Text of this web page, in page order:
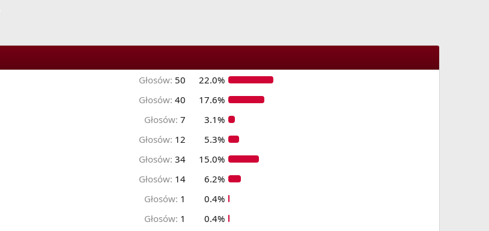
Głosów: 50
22.0%
Głosów: 40
17.6%
Głosów: 7
3.1%
Głosów: 12
5.3%
Głosów: 34
15.0%
Głosów: 14
6.2%
Głosów: 1
0.4%
Głosów: 1
0.4%